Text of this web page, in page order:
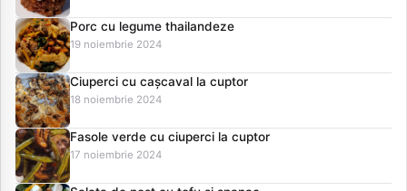
Porc cu legume thailandeze
19 noiembrie 2024
Ciuperci cu cașcaval la cuptor
18 noiembrie 2024
Fasole verde cu ciuperci la cuptor
17 noiembrie 2024